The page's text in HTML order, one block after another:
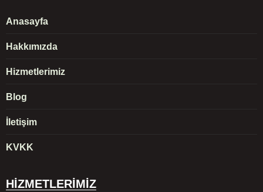
Anasayfa
Hakkımızda
Hizmetlerimiz
Blog
İletişim
KVKK
HİZMETLERİMİZ